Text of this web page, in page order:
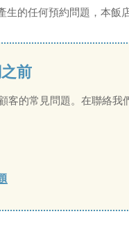
生的任何預約問題，本飯
前
客的常見問題。在聯絡我